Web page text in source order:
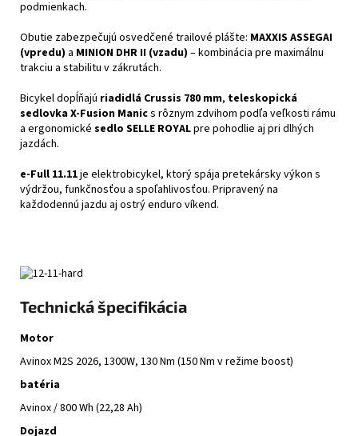
podmienkach.
Obutie zabezpečujú osvedčené trailové plášte: MAXXIS ASSEGAI
(vpredu) a MINION DHR II (vzadu) – kombinácia pre maximálnu
trakciu a stabilitu v zákrutách.
Bicykel dopĺňajú riadidlá Crussis 780 mm, teleskopická
sedlovka X-Fusion Manics rôznym zdvihom podľa veľkosti rámu
a ergonomické sedlo SELLE ROYALpre pohodlie aj pri dlhých
jazdách.
e-Full 11.11je elektrobicykel, ktorý spája pretekársky výkon s
výdržou, funkčnosťou a spoľahlivosťou. Pripravený na
každodennú jazdu aj ostrý enduro víkend.
Technická špecifikácia
Motor
Avinox M2S 2026, 1300W, 130 Nm (150 Nm v režime boost)
batéria
Avinox / 800 Wh (22,28 Ah)
Dojazd